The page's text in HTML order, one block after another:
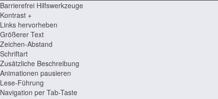
Barrierefrei Hilfswerkzeuge
Kontrast +
Links hervorheben
Größerer Text
Zeichen-Abstand
Schriftart
Zusätzliche Beschreibung
Animationen pausieren
Lese-Führung
Navigation per Tab-Taste